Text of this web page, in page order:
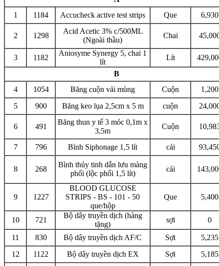
1
1184 Accucheck active test strips Que 6,930
2 1298
Acid Acetic 3% c/500ML
(Ngoài thầu)
Chai
3 1182
Aniosyme Synergy 5, chai 1
lít
Lít
B
4
1054 Băng cuộn vải mùng Cuộn
1,200
5
900 Băng keo lụa 2,5cm x 5 m cuộn
6 491
Băng thun y tế 3 móc 0,1m x
3,5m
Cuộn
7 796 Bình Siphonage 1,5 lít cái
8 268
Bình thủy tinh dẫn lưu màng
phổi (lộc phổi 1,5 lít)
cái
9 1227
BLOOD GLUCOSE
STRIPS - BS - 101 - 50
que/hộp
Que 5,400
10 721
Bộ dây truyền dịch (hàng
tặng)
sợi 0
11 830 Bộ dây truyền dịch AF/C Sợi
5,235
12
1122 Bộ dây truyền dịch EX Sợi
5,185